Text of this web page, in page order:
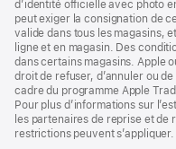
d’identité officielle avec photo
peut exiger la consignation de
valide dans tous les magasins,
ligne et en magasin. Des
dans certains magasins. Apple
droit de refuser, d’annuler ou
cadre du programme Apple
Pour plus d’informations sur
les partenaires de reprise et de
restrictions peuvent s’appliquer.